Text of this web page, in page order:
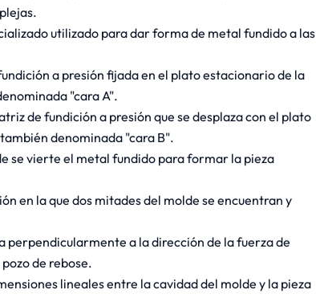
utilizado para dar forma de metal fundido a las
a presión fijada en el plato estacionario de la
"cara A".
de fundición a presión que se desplaza con el plato
denominada "cara B".
se vierte el metal fundido para formar la pieza
en la que dos mitades del molde se encuentran y
perpendicularmente a la dirección de la fuerza de
de rebose.
lineales entre la cavidad del molde y la pieza